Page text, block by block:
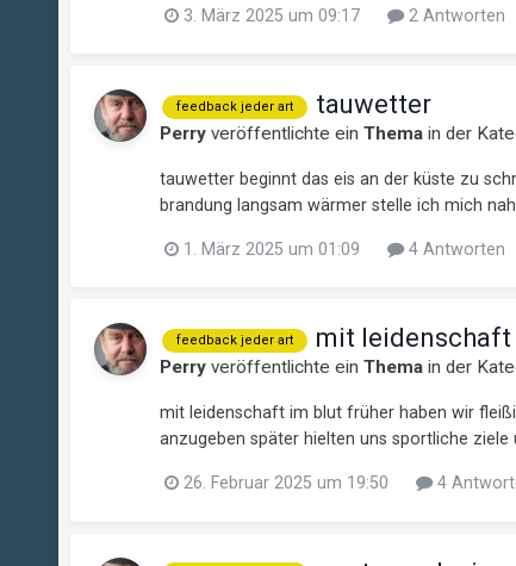
3. März 2025 um 09:17 2 Antworten
feedback jeder art tauwetter
Perryveröffentlichte ein Themain der
tauwetter beginnt das eis an der küste zu
brandung langsam wärmer stelle ich mich
1. März 2025 um 01:09 4 Antworten
feedback jeder art mit leidenschaft
Perryveröffentlichte ein Themain der
mit leidenschaft im blut früher haben wir
anzugeben später hielten uns sportliche
26. Februar 2025 um 19:50 4